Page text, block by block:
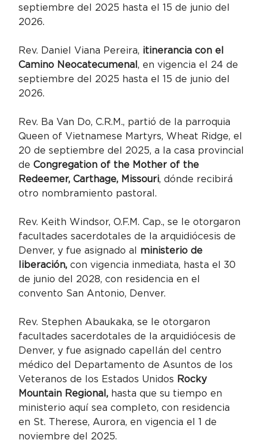
septiembre del 2025 hasta el 15 de junio del
2026.
Rev. Daniel Viana Pereira, itinerancia con el
Camino Neocatecumenal, en vigencia el 24 de
septiembre del 2025 hasta el 15 de junio del
2026.
Rev. Ba Van Do, C.R.M., partió de la parroquia
Queen of Vietnamese Martyrs, Wheat Ridge, el
20 de septiembre del 2025, a la casa provincial
de Congregation of the Mother of the
Redeemer, Carthage, Missouri, dónde recibirá
otro nombramiento pastoral.
Rev. Keith Windsor, O.F.M. Cap., se le otorgaron
facultades sacerdotales de la arquidiócesis de
Denver, y fue asignado al ministerio de
liberación, con vigencia inmediata, hasta el 30
de junio del 2028, con residencia en el
convento San Antonio, Denver.
Rev. Stephen Abaukaka, se le otorgaron
facultades sacerdotales de la arquidiócesis de
Denver, y fue asignado capellán del centro
médico del Departamento de Asuntos de los
Veteranos de los Estados Unidos Rocky
Mountain Regional, hasta que su tiempo en
ministerio aquí sea completo, con residencia
en St. Therese, Aurora, en vigencia el 1 de
noviembre del 2025.